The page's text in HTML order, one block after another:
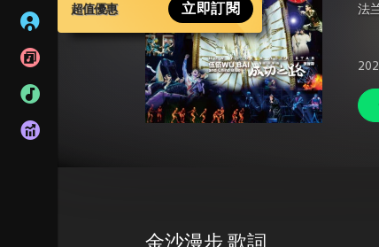
超值優惠 立即訂閱 法